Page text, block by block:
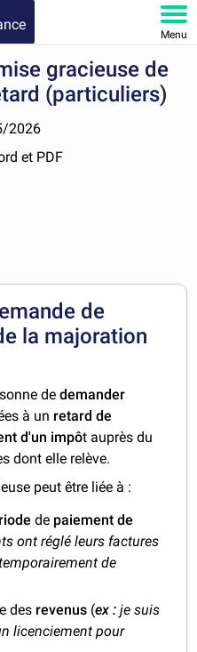
Menu
gracieuse de
(particuliers)
2026
et PDF
de
la majoration
dedemander
à un retard de
d'un impôt auprès du
dont elle relève.
peut être liée à :
de paiement de
ont réglé leurs factures
de
des revenus (ex :je suis
licenciement pour